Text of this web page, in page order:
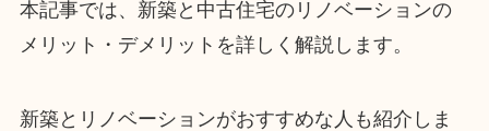
本記事では、新築と中古住宅のリノベーションの
メリット・デメリットを詳しく解説します。
新築とリノベーションがおすすめな人も紹介しま